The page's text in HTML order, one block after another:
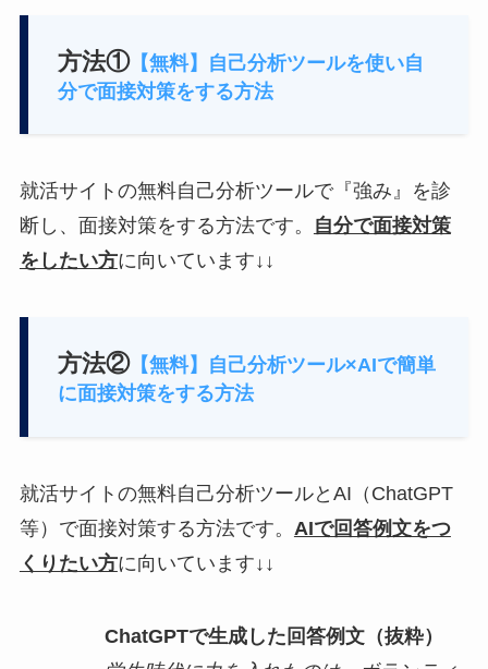
方法①【無料】自己分析ツールを使い自
分で面接対策をする方法
就活サイトの無料自己分析ツールで『強み』を診
断し、面接対策をする方法です。
自分で面接対策
をしたい方に向いています↓↓
方法②【無料】自己分析ツール×AIで簡単
に面接対策をする方法
就活サイトの無料自己分析ツールとAI（ChatGPT
等）で面接対策する方法です。 AIで回答例文をつ
くりたい方に向いています↓↓
ChatGPTで生成した回答例文（抜粋）